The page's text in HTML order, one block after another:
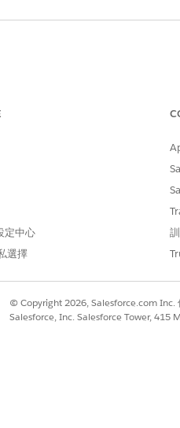
定中心
選擇
© Copyright 2026, Salesforce.com Inc.
Salesforce, Inc. Salesforce Tower, 415